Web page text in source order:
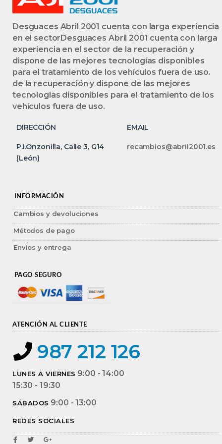
Desguaces Abril 2001 cuenta con larga experiencia
en el sectorDesguaces Abril 2001 cuenta con larga
experiencia en el sector de la recuperación y
dispone de las mejores tecnologías disponibles
para el tratamiento de los vehículos fuera de uso.
de la recuperación y dispone de las mejores
tecnologías disponibles para el tratamiento de los
vehículos fuera de uso.
DIRECCIÓN EMAIL
P.I.Onzonilla, Calle 3, G14
(León)
recambios@abril2001.es
INFORMACIÓN
Cambios y devoluciones
Métodos de pago
Envíos y entrega
PAGO SEGURO
ATENCIÓN AL CLIENTE
987 212 126
LUNES A VIERNES 9:00 - 14:00
15:30 - 19:30
SÁBADOS 9:00 - 13:00
REDES SOCIALES